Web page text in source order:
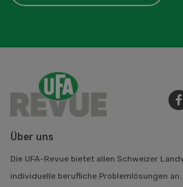
Über uns
Die UFA-Revue bietet allen Schweizer
individuelle berufliche Problemlösungen